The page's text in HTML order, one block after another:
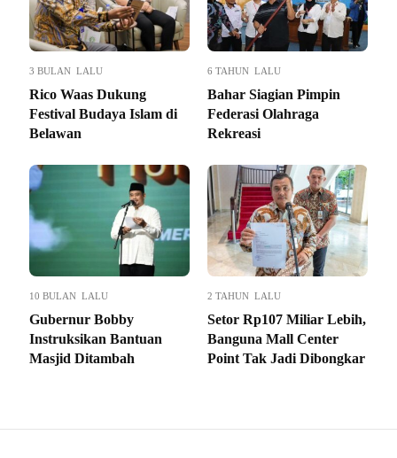
3 BULAN LALU
Rico Waas Dukung
Festival Budaya Islam di
Belawan
6 TAHUN LALU
Bahar Siagian Pimpin
Federasi Olahraga
Rekreasi
10 BULAN LALU
Gubernur Bobby
Instruksikan Bantuan
Masjid Ditambah
2 TAHUN LALU
Setor Rp107 Miliar Lebih,
Banguna Mall Center
Point Tak Jadi Dibongkar